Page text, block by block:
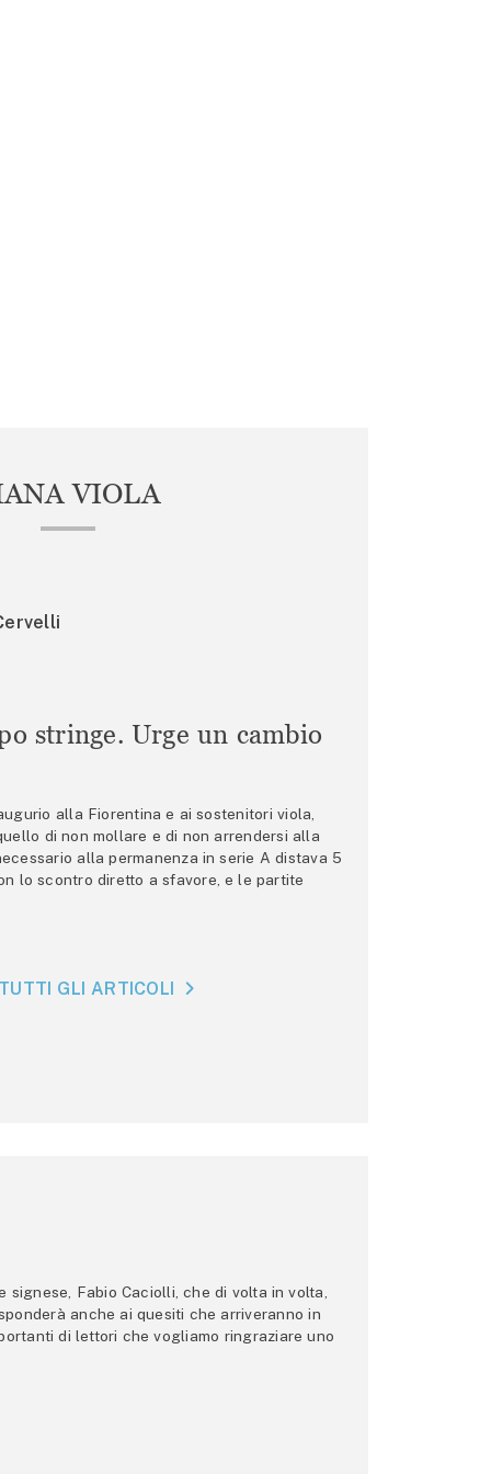
VIOLA
stringe. Urge un cambio
alla Fiorentina e ai sostenitori viola,
di non mollare e di non arrendersi alla
alla permanenza in serie A distava 5
lo scontro diretto a sfavore, e le partite
GLI ARTICOLI
Fabio Caciolli, che di volta in volta,
anche ai quesiti che arriveranno in
di lettori che vogliamo ringraziare uno